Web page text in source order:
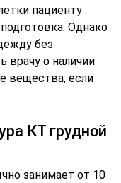
пациенту
Однако
без
врачу о наличии
вещества, если
КТ грудной
занимает от 10